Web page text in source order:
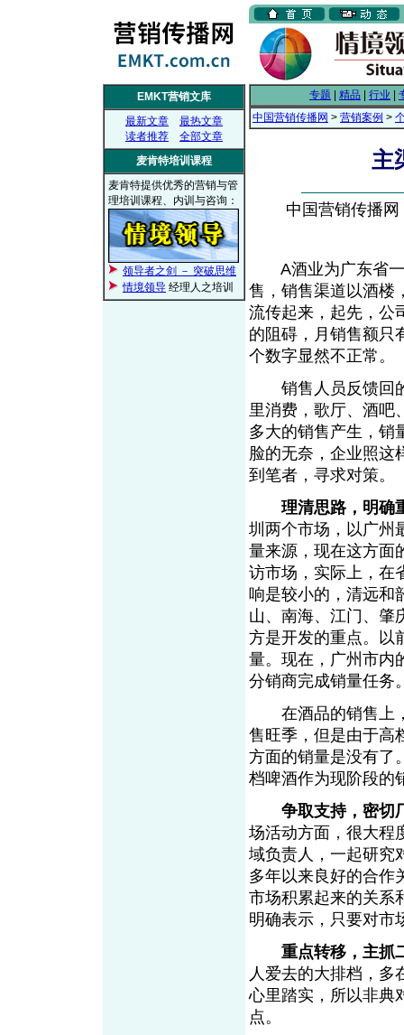
EMKT营销文库
最新文章
最热文章
读者推荐
全部文章
麦肯特培训课程
麦肯特提供优秀的营销与管
理培训课程、内训与咨询：
领导者之剑 － 突破思维
情境领导 经理人之培训
专题 精品 行业
中国营销传播网 > 营销案例 >
主
中国营销传播
A酒业为广东省一
售，销售渠道以酒楼
流传起来，起先，公
的阻碍，月销售额只
个数字显然不正常。
销售人员反馈回的
里消费，歌厅、酒吧
多大的销售产生，销
脸的无奈，企业照这
到笔者，寻求对策。
理清思路，明确
圳两个市场，以广州
量来源，现在这方面
访市场，实际上，在
响是较小的，清远和
山、南海、江门、肇
方是开发的重点。以
量。现在，广州市内
分销商完成销量任务
在酒品的销售上，
售旺季，但是由于高
方面的销量是没有了
档啤酒作为现阶段的
争取支持，密切
场活动方面，很大程
域负责人，一起研究
多年以来良好的合作
市场积累起来的关系
明确表示，只要对市
重点转移，主抓
人爱去的大排档，多
心里踏实，所以非典
点。